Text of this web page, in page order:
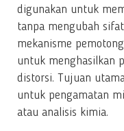
digunakan untuk
tanpa mengubah
mekanisme
untuk menghasilkan
distorsi. Tujuan
untuk pengamatan
atau analisis kimia.